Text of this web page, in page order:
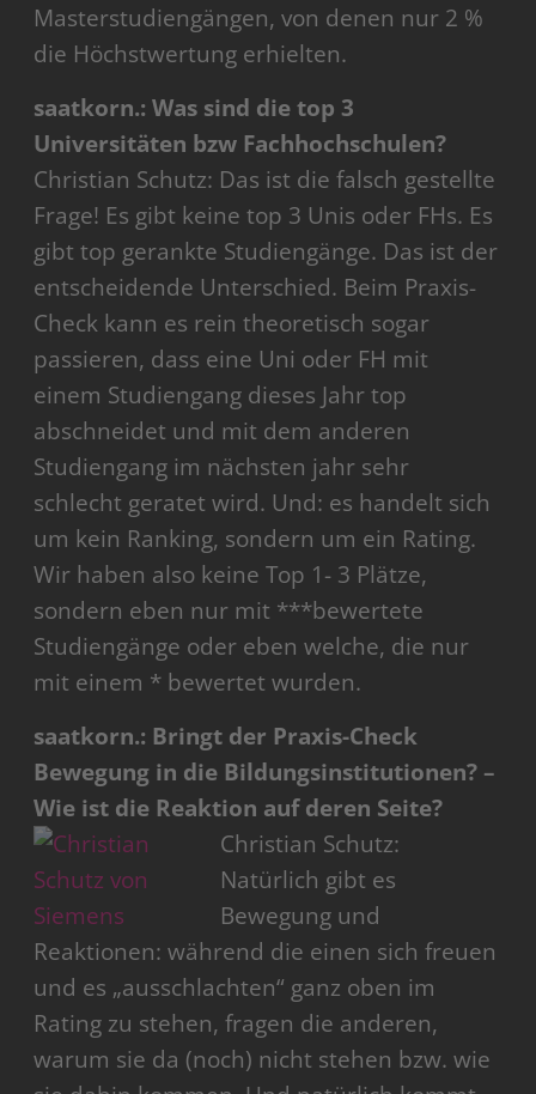
Masterstudiengängen, von denen nur 2 %
die Höchstwertung erhielten.
saatkorn.: Was sind die top 3
Universitäten bzw Fachhochschulen?
Christian Schutz: Das ist die falsch gestellte
Frage! Es gibt keine top 3 Unis oder FHs. Es
gibt top gerankte Studiengänge. Das ist der
entscheidende Unterschied. Beim Praxis-
Check kann es rein theoretisch sogar
passieren, dass eine Uni oder FH mit
einem Studiengang dieses Jahr top
abschneidet und mit dem anderen
Studiengang im nächsten jahr sehr
schlecht geratet wird. Und: es handelt sich
um kein Ranking, sondern um ein Rating.
Wir haben also keine Top 1- 3 Plätze,
sondern eben nur mit ***bewertete
Studiengänge oder eben welche, die nur
mit einem * bewertet wurden.
saatkorn.: Bringt der Praxis-Check
Bewegung in die Bildungsinstitutionen? –
Wie ist die Reaktion auf deren Seite?
Christian Schutz:
Natürlich gibt es
Bewegung und
Reaktionen: während die einen sich freuen
und es „ausschlachten“ ganz oben im
Rating zu stehen, fragen die anderen,
warum sie da (noch) nicht stehen bzw. wie